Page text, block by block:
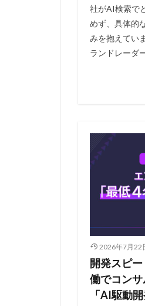
社がAI検索で
めず、具体的
みを抱えてい
ランドレーダ
2026年7月22
開発スピ
働でコンサ
「AI駆動